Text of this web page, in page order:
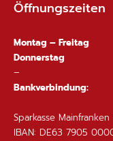
Öffnungszeiten
Montag – Freitag
Donnerstag
–
Bankverbindung:
Sparkasse
IBAN: DE63 7905